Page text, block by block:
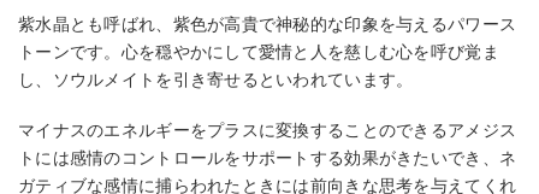
紫水晶とも呼ばれ、紫色が高貴で神秘的な印象を与えるパワース
トーンです。心を穏やかにして愛情と人を慈しむ心を呼び覚ま
し、ソウルメイトを引き寄せるといわれています。
マイナスのエネルギーをプラスに変換することのできるアメジス
トには感情のコントロールをサポートする効果がきたいでき、ネ
ガティブな感情に捕らわれたときには前向きな思考を与えてくれ